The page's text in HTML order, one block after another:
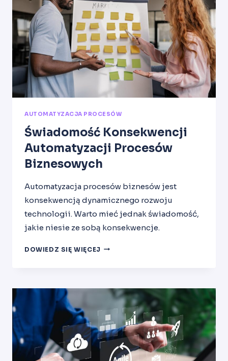
2030
CZEKA
NAS
REWOLUCJA?
AUTOMATYZACJA PROCESÓW
Świadomość Konsekwencji
Automatyzacji Procesów
Biznesowych
Automatyzacja procesów biznesów jest
konsekwencją dynamicznego rozwoju
technologii. Warto mieć jednak świadomość,
jakie niesie ze sobą konsekwencje.
DOWIEDZ SIĘ WIĘCEJ ŚWIADOMOŚĆ
BIZNESOWYCH